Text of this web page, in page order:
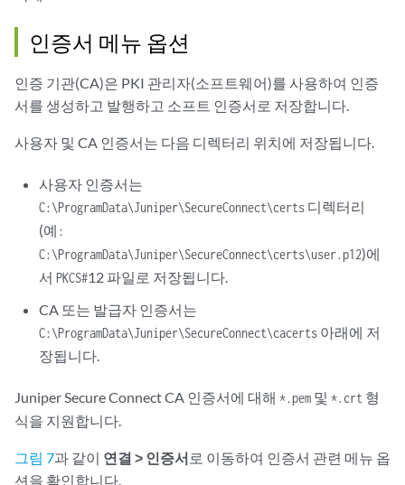
인증서 메뉴 옵션
인증 기관(CA)은 PKI 관리자(소프트웨어)를 사용하여 인증
서를 생성하고 발행하고 소프트 인증서로 저장합니다.
사용자 및 CA 인증서는 다음 디렉터리 위치에 저장됩니다.
사용자 인증서는
C:\ProgramData\Juniper\SecureConnect\certs 디렉터리
(예 :
C:\ProgramData\Juniper\SecureConnect\certs\user.p12)에
서PKCS#12 파일로 저장됩니다.
CA 또는 발급자 인증서는
C:\ProgramData\Juniper\SecureConnect\cacerts 아래에 저
장됩니다.
Juniper Secure Connect CA 인증서에 대해 *.pem 및 *.crt 형
식을 지원합니다.
그림 7과 같이 연결 > 인증서 로 이동하여 인증서 관련 메뉴 옵
션을 확인합니다.